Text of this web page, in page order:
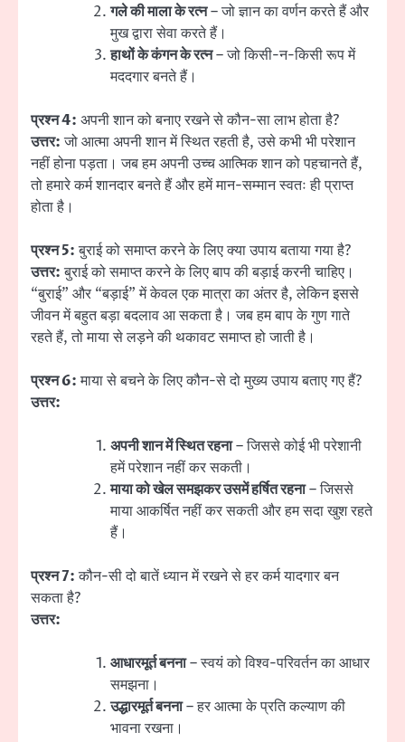
गले की माला के रत्न– जो ज्ञान का वर्णन करते हैं और
मुख द्वारा सेवा करते हैं।
हाथों के कंगन के रत्न– जो किसी-न-किसी रूप में
मददगार बनते हैं।
प्रश्न 4: अपनी शान को बनाए रखने से कौन-सा लाभ होता है?
उत्तर:जो आत्मा अपनी शान में स्थित रहती है, उसे कभी भी परेशान
नहीं होना पड़ता। जब हम अपनी उच्च आत्मिक शान को पहचानते हैं,
तो हमारे कर्म शानदार बनते हैं और हमें मान-सम्मान स्वतः ही प्राप्त
होता है।
प्रश्न 5:बुराई को समाप्त करने के लिए क्या उपाय बताया गया है?
उत्तर:बुराई को समाप्त करने के लिए बाप की बड़ाई करनी चाहिए।
“बुराई” और “बड़ाई” में केवल एक मात्रा का अंतर है, लेकिन इससे
जीवन में बहुत बड़ा बदलाव आ सकता है। जब हम बाप के गुण गाते
रहते हैं, तो माया से लड़ने की थकावट समाप्त हो जाती है।
प्रश्न 6:माया से बचने के लिए कौन-से दो मुख्य उपाय बताए गए हैं?
उत्तर:
अपनी शान में स्थित रहना– जिससे कोई भी परेशानी
हमें परेशान नहीं कर सकती।
माया को खेल समझकर उसमें हर्षित रहना– जिससे
माया आकर्षित नहीं कर सकती और हम सदा खुश रहते
हैं।
प्रश्न 7:कौन-सी दो बातें ध्यान में रखने से हर कर्म यादगार बन
सकता है?
उत्तर:
आधारमूर्त बनना– स्वयं को विश्व-परिवर्तन का आधार
समझना।
उद्धारमूर्त बनना– हर आत्मा के प्रति कल्याण की
भावना रखना।